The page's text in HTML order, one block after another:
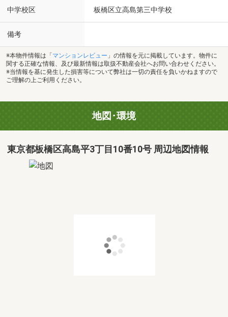
中学校区 板橋区立高島第三中学校
備考
※本物件情報は「 マンションレビュー 」の情報を元に掲載しています。物件に
関する正確な情報、及び最新情報は取扱不動産会社へお問い合わせください。
※当情報を基に発生した損害等について弊社は一切の責任を負いかねますので
ご理解の上ご利用ください。
地図･環境
東京都板橋区高島平3丁目10番10号 周辺地図情報